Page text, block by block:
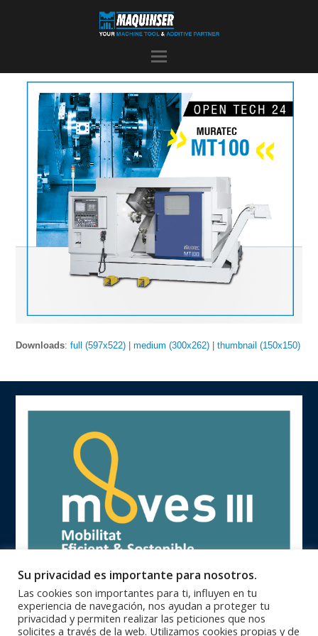
Downloads:full (597x522) |medium (300x262) |thumbnail (150x150)
Su privacidad es importante para nosotros.
Las cookies son importantes para ti, influyen en tu
experiencia de navegación, nos ayudan a proteger tu
privacidad y permiten realizar las peticiones que nos
solicites a través de la web. Utilizamos cookies propias y de